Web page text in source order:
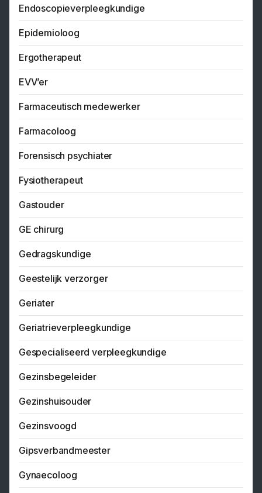
Endoscopieverpleegkundige
Epidemioloog
Ergotherapeut
EVV’er
Farmaceutisch medewerker
Farmacoloog
Forensisch psychiater
Fysiotherapeut
Gastouder
GE chirurg
Gedragskundige
Geestelijk verzorger
Geriater
Geriatrieverpleegkundige
Gespecialiseerd verpleegkundige
Gezinsbegeleider
Gezinshuisouder
Gezinsvoogd
Gipsverbandmeester
Gynaecoloog